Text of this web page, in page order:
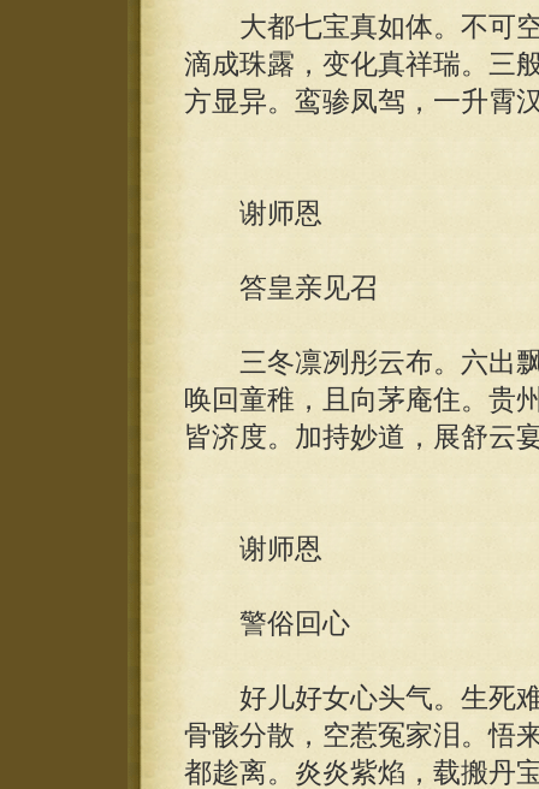
大都七宝真如体。不可空
滴成珠露，变化真祥瑞。三
方显异。鸾骖凤驾，一升霄
谢师恩
答皇亲见召
三冬凛冽彤云布。六出飘
唤回童稚，且向茅庵住。贵
皆济度。加持妙道，展舒云
谢师恩
警俗回心
好儿好女心头气。生死难
骨骸分散，空惹冤家泪。悟
都趁离。炎炎紫焰，载搬丹